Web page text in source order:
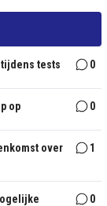
tests 0
op 0
over
1
0